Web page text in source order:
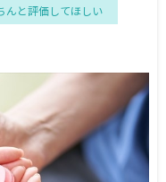
んと評価してほしい